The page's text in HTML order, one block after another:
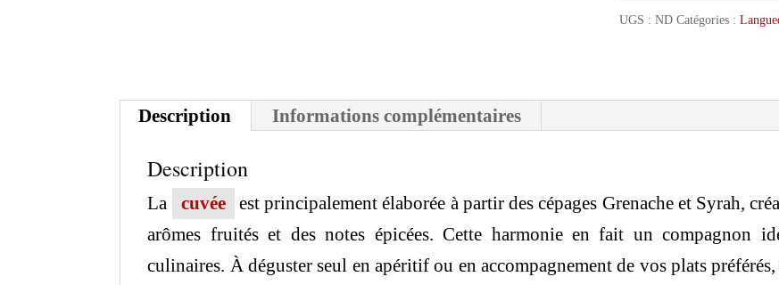
UGS : ND Catégories :
Description Informations complémentaires
Description
La cuvée
est principalement élaborée à partir des cépages Grenache et Syrah,
arômes fruités et des notes épicées. Cette harmonie en fait un compagnon
culinaires. À déguster seul en apéritif ou en accompagnement de vos plats